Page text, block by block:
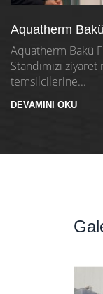
Aquatherm
Aquatherm Bakü
Standımızı
temsilcilerine...
DEVAMINI OKU